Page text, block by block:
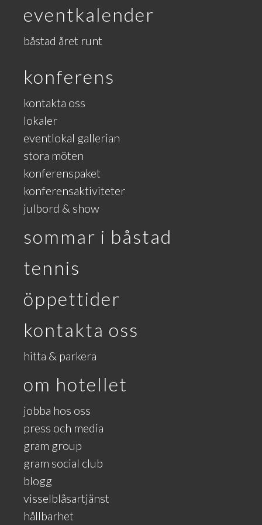
eventkalender
båstad året runt
konferens
kontakta oss
lokaler
eventlokal gallerian
stora möten
konferenspaket
konferensaktiviteter
julbord & show
sommar i båstad
tennis
öppettider
kontakta oss
hitta & parkera
om hotellet
jobba hos oss
press och media
gram group
gram social club
blogg
visselblåsartjänst
hållbarhet